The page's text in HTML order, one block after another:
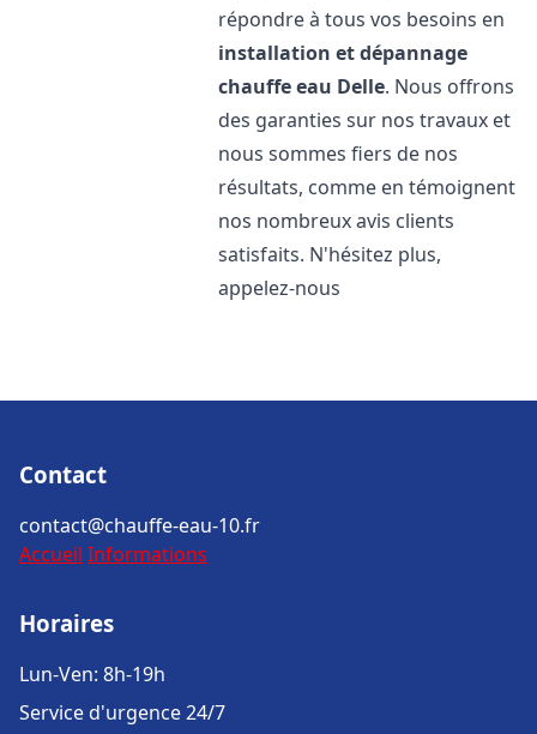
répondre à tous vos besoins en
installation et dépannage
chauffe eau Delle. Nous offrons
des garanties sur nos travaux et
nous sommes fiers de nos
résultats, comme en témoignent
nos nombreux avis clients
satisfaits. N'hésitez plus,
appelez-nous
Contact
contact@chauffe-eau-10.fr
Accueil Informations
Horaires
Lun-Ven: 8h-19h
Service d'urgence 24/7